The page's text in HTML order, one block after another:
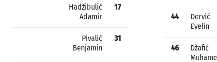
Hadžibulić
Adamir
17
Pivalić
Benjamin
31
44
Dervić
Evelin
46
Džafić